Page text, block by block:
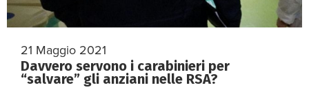
21 Maggio 2021
Davvero servono i carabinieri per
“salvare” gli anziani nelle RSA?